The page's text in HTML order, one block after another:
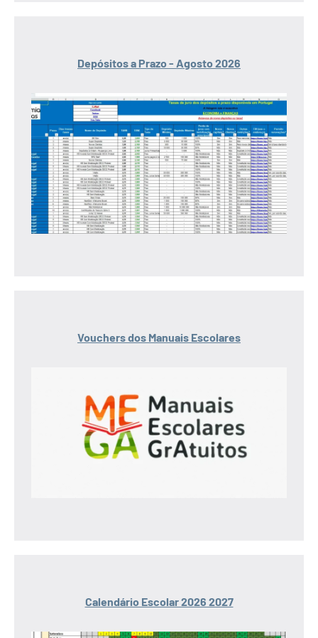
Depósitos a Prazo - Agosto 2026
Vouchers dos Manuais Escolares
Calendário Escolar 2026 2027